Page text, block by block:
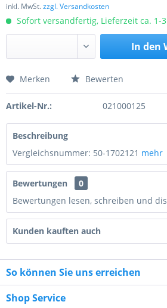
inkl. MwSt.zzgl. Versandkosten
Sofort versandfertig, Lieferzeit ca. 1-
In den
Preis anfragen
Merken Bewerten
Artikel-Nr.: 021000125
Beschreibung
Vergleichsnummer: 50-1702121 mehr
Bewertungen
0
Bewertungen lesen, schreiben und
Kunden kauften auch
So können Sie uns erreichen
Shop Service